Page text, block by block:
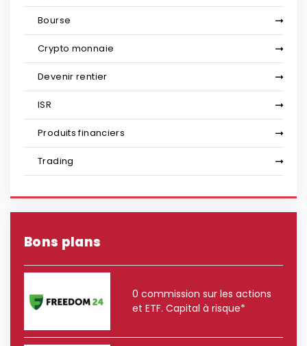
Bourse
Crypto monnaie
Devenir rentier
ISR
Produits financiers
Trading
Bons plans
0 commission sur les actions
et ETF. Capital à risque*